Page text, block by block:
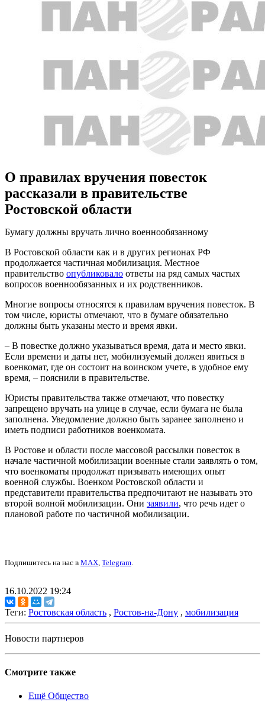
О правилах вручения повесток
рассказали в правительстве
Ростовской области
Бумагу должны вручать лично военнообязанному
В Ростовской области как и в других регионах РФ
продолжается частичная мобилизация. Местное
правительство опубликовало ответы на ряд самых частых
вопросов военнообязанных и их родственников.
Многие вопросы относятся к правилам вручения повесток. В
том числе, юристы отмечают, что в бумаге обязательно
должны быть указаны место и время явки.
– В повестке должно указываться время, дата и место явки.
Если времени и даты нет, мобилизуемый должен явиться в
военкомат, где он состоит на воинском учете, в удобное ему
время, – пояснили в правительстве.
Юристы правительства также отмечают, что повестку
запрещено вручать на улице в случае, если бумага не была
заполнена. Уведомление должно быть заранее заполнено и
иметь подписи работников военкомата.
В Ростове и области после массовой рассылки повесток в
начале частичной мобилизации военные стали заявлять о том,
что военкоматы продолжат призывать имеющих опыт
военной службы. Военком Ростовской области и
представители правительства предпочитают не называть это
второй волной мобилизации. Они заявили, что речь идет о
плановой работе по частичной мобилизации.
Подпишитесь на нас в MAX, Telegram.
16.10.2022 19:24
Теги: Ростовская область , Ростов-на-Дону , мобилизация
Новости партнеров
Смотрите также
Ещё Общество